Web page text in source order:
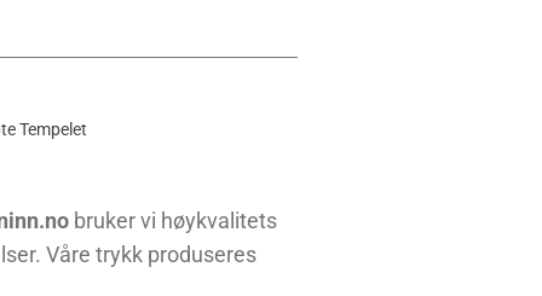
Tempelet
bruker vi høykvalitets
Våre trykk produseres